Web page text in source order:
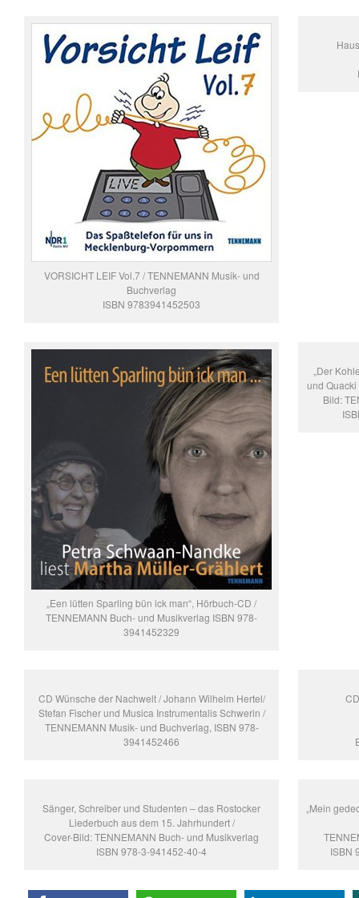
VORSICHT LEIF Vol.7 / TENNEMANN Musik- und
Buchverlag
ISBN 9783941452503
„Een lütten Sparling bün ick man“, Hörbuch-CD /
TENNEMANN Buch- und Musikverlag ISBN 978-
3941452329
„Der
und
Bild:
CD Wünsche der Nachwelt / Johann Wilhelm Hertel/
Stefan Fischer und Musica Instrumentalis Schwerin /
TENNEMANN Musik- und Buchverlag, ISBN 978-
3941452466
Sänger, Schreiber und Studenten – das Rostocker
Liederbuch aus dem 15. Jahrhundert /
Cover-Bild: TENNEMANN Buch- und Musikverlag
ISBN 978-3-941452-40-4
„Mein
ISBN